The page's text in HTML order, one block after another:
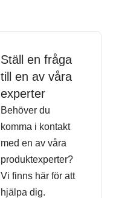
Ställ en fråga
till en av våra
experter
Behöver du
komma i kontakt
med en av våra
produktexperter?
Vi finns här för att
hjälpa dig.